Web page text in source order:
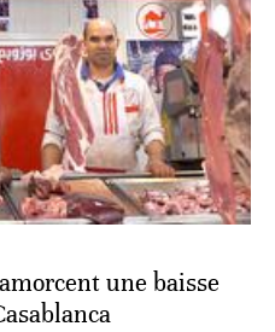
une baisse